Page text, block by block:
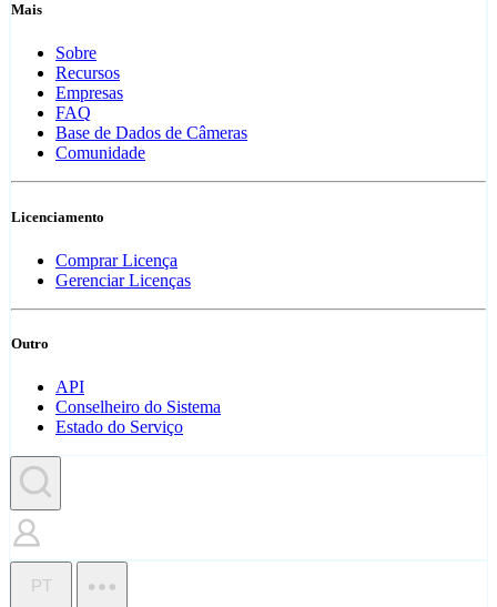
Mais
Sobre
Recursos
Empresas
FAQ
Base de Dados de Câmeras
Comunidade
Licenciamento
Comprar Licença
Gerenciar Licenças
Outro
API
Conselheiro do Sistema
Estado do Serviço
PT